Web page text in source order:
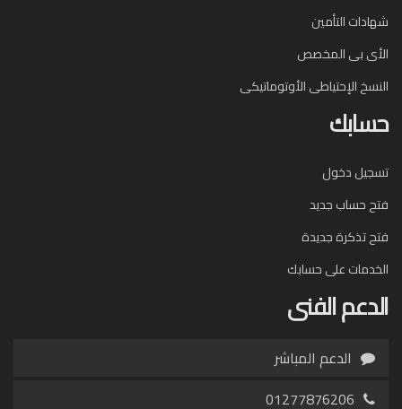
شهادات التأمين
الأى بى المخصص
النسخ الإحتياطى الأوتوماتيكى
حسابك
تسجيل دخول
فتح حساب جديد
فتح تذكرة جديدة
الخدمات على حسابك
الدعم الفنى
الدعم المباشر